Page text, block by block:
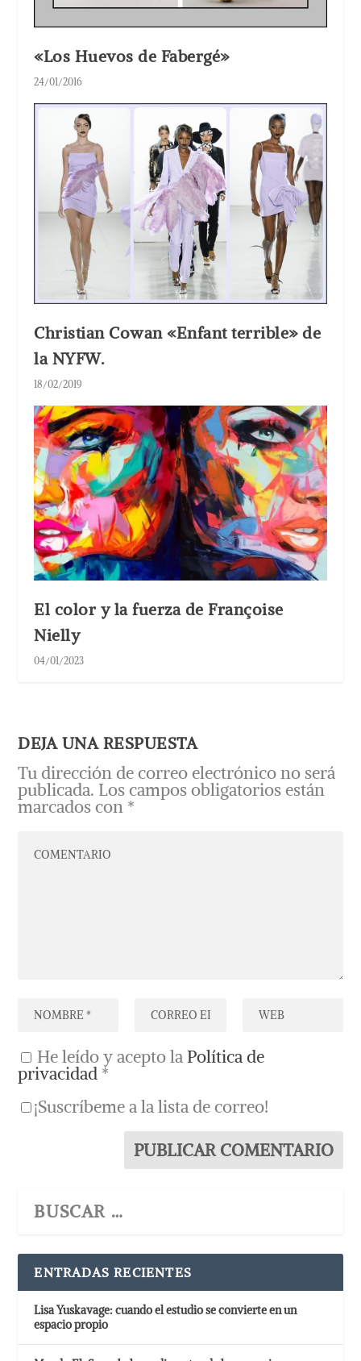
«Los Huevos de Fabergé»
24/01/2016
Christian Cowan «Enfant terrible» de
la NYFW.
18/02/2019
El color y la fuerza de Françoise
Nielly
04/01/2023
DEJA UNA RESPUESTA
Tu dirección de correo electrónico no será
publicada. Los campos obligatorios están
marcados con *
He leído y acepto laPolítica de
privacidad *
¡Suscríbeme a la lista de correo!
ENTRADAS RECIENTES
Lisa Yuskavage: cuando el estudio se convierte en un
espacio propio